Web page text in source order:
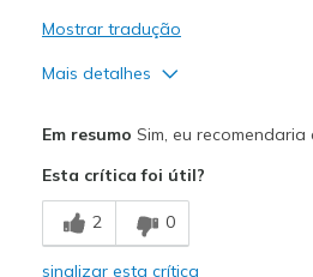
Mostrar tradução
Mais detalhes
Breathe Well
Comfortable
Em resumo Sim, eu recomendaria
Esta crítica foi útil?
2 0
sinalizar esta crítica